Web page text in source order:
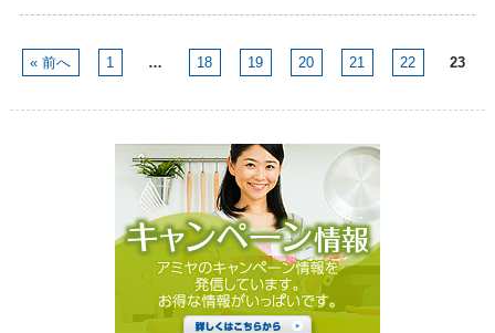
« 前へ 1 … 18 19 20 21 22 23